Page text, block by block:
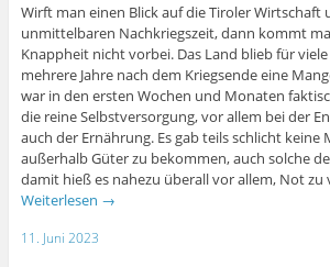
Wirft man einen Blick auf die Tiroler Wirtschaft
unmittelbaren Nachkriegszeit, dann kommt
Knappheit nicht vorbei. Das Land blieb für
mehrere Jahre nach dem Kriegsende eine
war in den ersten Wochen und Monaten
die reine Selbstversorgung, vor allem bei der
auch der Ernährung. Es gab teils schlicht keine
außerhalb Güter zu bekommen, auch solche
damit hieß es nahezu überall vor allem, Not zu
Weiterlesen →
11. Juni 2023